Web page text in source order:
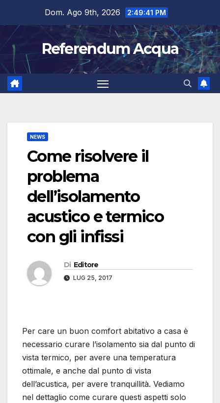
contenuto
Dom. Ago 9th, 2026 2:49:42 PM
Referendum Acqua
NEWS
Come risolvere il
problema
dell’isolamento
acustico e termico
con gli infissi
Di Editore
LUG 25, 2017
Per care un buon comfort abitativo a casa è
necessario curare l’isolamento sia dal punto di
vista termico, per avere una temperatura
ottimale, e anche dal punto di vista
dell’acustica, per avere tranquillità. Vediamo
nel dettaglio come curare questi aspetti solo